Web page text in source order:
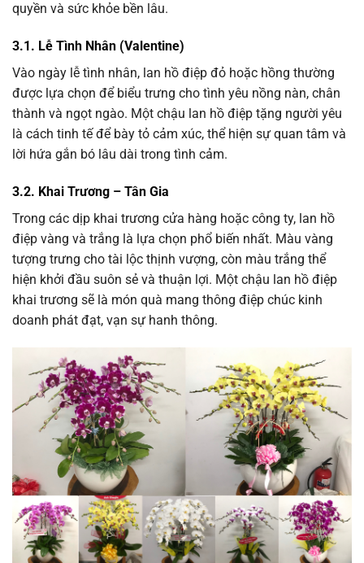
quyền và sức khỏe bền lâu.
3.1. Lễ Tình Nhân (Valentine)
Vào ngày lễ tình nhân, lan hồ điệp đỏ hoặc hồng thường
được lựa chọn để biểu trưng cho tình yêu nồng nàn, chân
thành và ngọt ngào. Một chậu lan hồ điệp tặng người yêu
là cách tinh tế để bày tỏ cảm xúc, thể hiện sự quan tâm và
lời hứa gắn bó lâu dài trong tình cảm.
3.2. Khai Trương – Tân Gia
Trong các dịp khai trương cửa hàng hoặc công ty, lan hồ
điệp vàng và trắng là lựa chọn phổ biến nhất. Màu vàng
tượng trưng cho tài lộc thịnh vượng, còn màu trắng thể
hiện khởi đầu suôn sẻ và thuận lợi. Một chậu lan hồ điệp
khai trương sẽ là món quà mang thông điệp chúc kinh
doanh phát đạt, vạn sự hanh thông.